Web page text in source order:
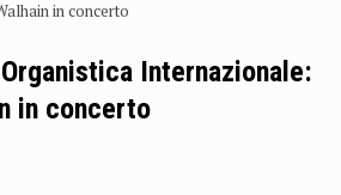
in concerto
Internazionale:
in concerto